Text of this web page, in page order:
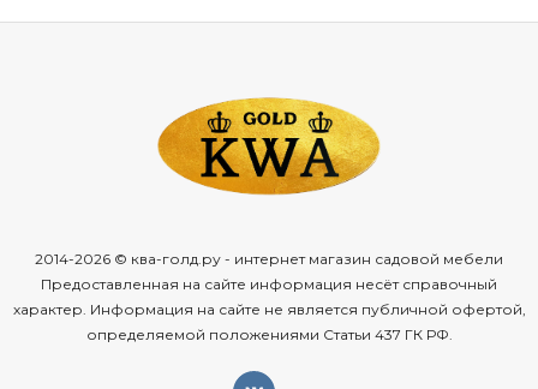
2014-2026 © ква-голд.ру - интернет магазин садовой мебели
Предоставленная на сайте информация несёт справочный
характер. Информация на сайте не является публичной офертой,
определяемой положениями Статьи 437 ГК РФ.